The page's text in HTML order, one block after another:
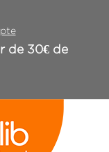
de 30€ de